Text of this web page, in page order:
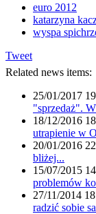
euro 2012
katarzyna
wyspa
Tweet
Related news items:
25/01/2017
"sprzedaż".
18/12/2016
utrapienie w
20/01/2016
bliżej...
15/07/2015
problemów
27/11/2014
radzić sobie